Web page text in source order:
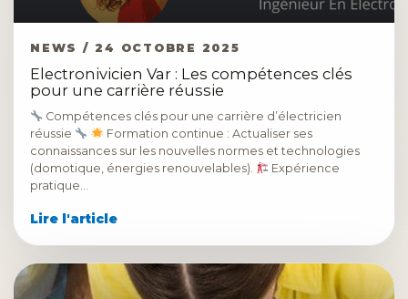
NEWS / 24 OCTOBRE 2025
Electronivicien Var : Les compétences clés
pour une carrière réussie
Compétences clés pour une carrière d’électricien
réussie
Formation continue : Actualiser ses
connaissances sur les nouvelles normes et technologies
(domotique, énergies renouvelables).
Expérience
pratique…
Lire l'article